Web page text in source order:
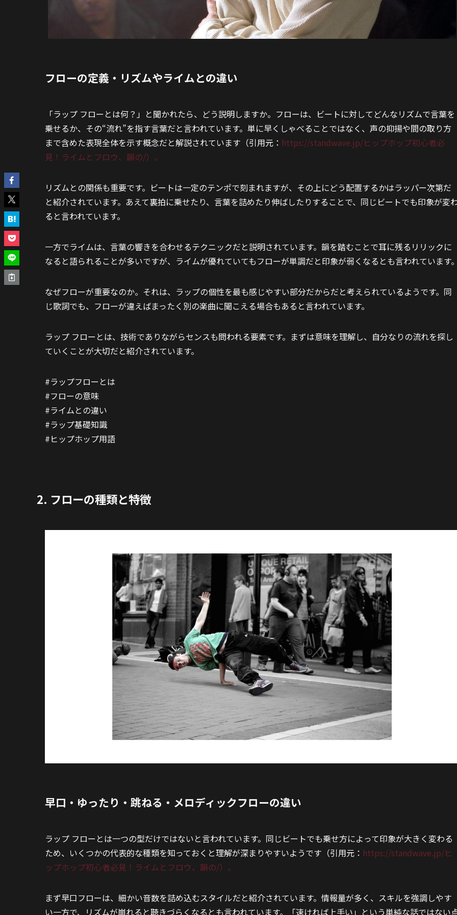
フローの定義・リズムやライムとの違い
「ラップ フローとは何？」と聞かれたら、どう説明しますか。フローは、ビートに対してどんなリズムで言葉を
乗せるか、その“流れ”を指す言葉だと言われています。単に早くしゃべることではなく、声の抑揚や間の取り方
まで含めた表現全体を示す概念だと解説されています（引用元： https://standwave.jp/ヒップホップ初心者必
見！ライムとフロウ、韻の/）。
リズムとの関係も重要です。ビートは一定のテンポで刻まれますが、その上にどう配置するかはラッパー次第だ
と紹介されています。あえて裏拍に乗せたり、言葉を詰めたり伸ばしたりすることで、同じビートでも印象が変
ると言われています。
一方でライムは、言葉の響きを合わせるテクニックだと説明されています。韻を踏むことで耳に残るリリックに
なると語られることが多いですが、ライムが優れていてもフローが単調だと印象が弱くなるとも言われています
なぜフローが重要なのか。それは、ラップの個性を最も感じやすい部分だからだと考えられているようです。同
じ歌詞でも、フローが違えばまったく別の楽曲に聞こえる場合もあると言われています。
ラップ フローとは、技術でありながらセンスも問われる要素です。まずは意味を理解し、自分なりの流れを探し
ていくことが大切だと紹介されています。
#ラップフローとは
#フローの意味
#ライムとの違い
#ラップ基礎知識
#ヒップホップ用語
2. フローの種類と特徴
早口・ゆったり・跳ねる・メロディックフローの違い
ラップ フローとは一つの型だけではないと言われています。同じビートでも乗せ方によって印象が大きく変わる
ため、いくつかの代表的な種類を知っておくと理解が深まりやすいようです（引用元： https://standwave.jp/ヒ
ップホップ初心者必見！ライムとフロウ、韻の/）。
まず早口フローは、細かい音数を詰め込むスタイルだと紹介されています。情報量が多く、スキルを強調しやす
い一方で、リズムが崩れると聴きづらくなるとも言われています。「速ければ上手い」という単純な話ではない